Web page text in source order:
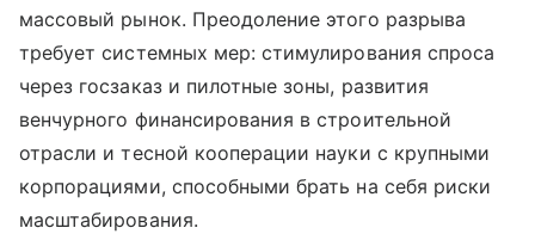
массовый рынок. Преодоление этого разрыва
требует системных мер: стимулирования спроса
через госзаказ и пилотные зоны, развития
венчурного финансирования в строительной
отрасли и тесной кооперации науки с крупными
корпорациями, способными брать на себя риски
масштабирования.